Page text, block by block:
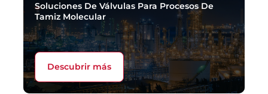
Soluciones De Válvulas Para Procesos De
Tamiz Molecular
Descubrir más